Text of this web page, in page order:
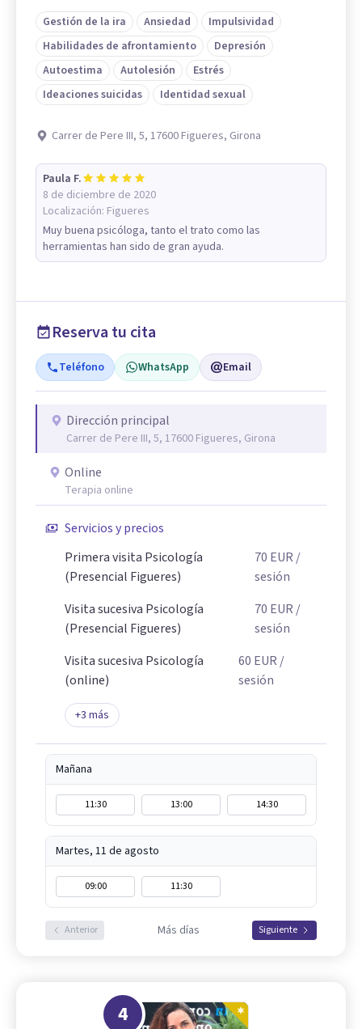
Gestión de la ira Ansiedad
Impulsividad
Habilidades de afrontamiento
Depresión
Autoestima
Autolesión
Estrés
Ideaciones suicidas
Identidad sexual
Carrer de Pere III, 5, 17600 Figueres, Girona
Paula F.
8 de diciembre de 2020
Localización: Figueres
Muy buena psicóloga, tanto el trato como las
herramientas han sido de gran ayuda.
Reserva tu cita
Teléfono WhatsApp Email
Dirección principal
Carrer de Pere III, 5, 17600 Figueres, Girona
Online
Terapia online
Servicios y precios
Primera visita Psicología
(Presencial Figueres)
70 EUR /
sesión
Visita sucesiva Psicología
(Presencial Figueres)
70 EUR /
sesión
Visita sucesiva Psicología
(online)
60 EUR /
sesión
+3 más
Mañana
11:30 13:00 14:30
Martes, 11 de agosto
09:00 11:30
Anterior Más días Siguiente
4